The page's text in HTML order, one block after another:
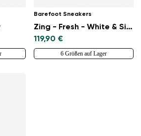
Barefoot Sneakers
Zing - Fresh - White & Silver
119,90 €
6 Größen auf Lager